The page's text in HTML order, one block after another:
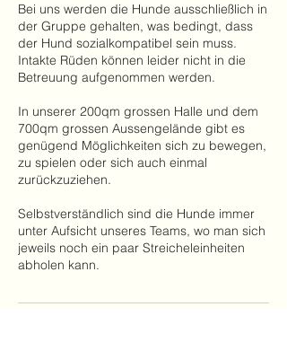
Bei uns werden die Hunde ausschließlich in
der Gruppe gehalten, was bedingt, dass
der Hund sozialkompatibel sein muss.
Intakte Rüden können leider nicht in die
Betreuung aufgenommen werden.
In unserer 200qm grossen Halle und dem
700qm grossen Aussengelände gibt es
genügend Möglichkeiten sich zu bewegen,
zu spielen oder sich auch einmal
zurückzuziehen.
Selbstverständlich sind die Hunde immer
unter Aufsicht unseres Teams, wo man sich
jeweils noch ein paar Streicheleinheiten